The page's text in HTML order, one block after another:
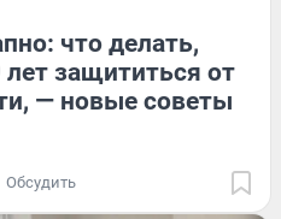
что делать,
лет защититься от
— новые советы
Обсудить